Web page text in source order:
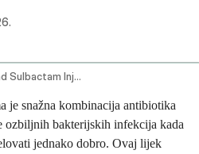
Ampicillin And Sulbactam Injection Route
je snažna kombinacija antibiotika
bakterijskih infekcija kada
jednako dobro. Ovaj lijek